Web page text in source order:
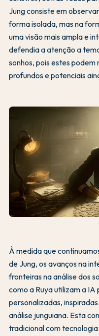
Jung consiste em
forma isolada, mas na
uma visão mais ampla e
defendia a atenção a
sonhos, pois estes podem
profundos e potenciais
À medida que
de Jung, os avanços na
fronteiras na análise dos
como a Ruya utilizam a
personalizadas,
análise junguiana. Esta
tradicional com